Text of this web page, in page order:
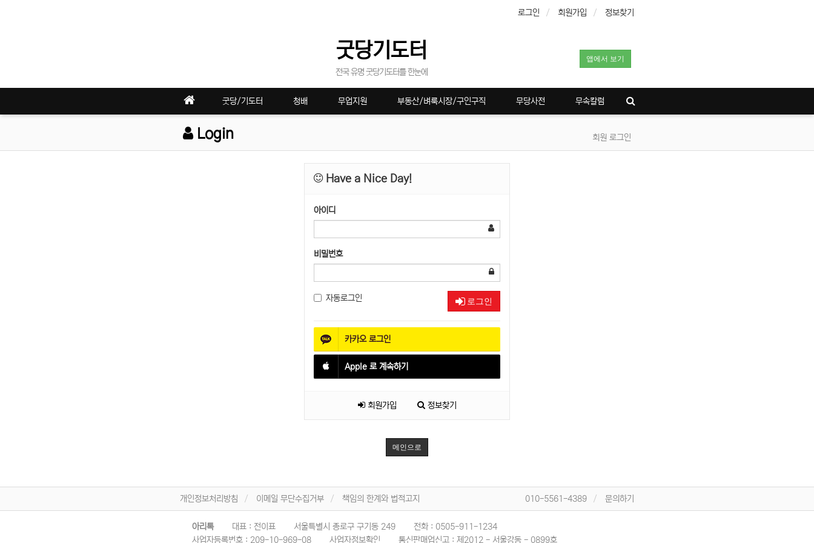
로그인 회원가입 정보찾기
굿당기도터
전국 유명 굿당기도터를 한눈에
앱에서 보기
굿당/기도터 청배 무업지원 부동산/벼룩시장/구인구직 무당사전 무속칼럼
Login 회원 로그인
Have a Nice Day!
아이디
비밀번호
자동로그인 로그인
카카오로그인
Apple 로 계속하기
회원가입 정보찾기
메인으로
개인정보처리방침 이메일 무단수집거부 책임의 한계와 법적고지 010-5561-4389 문의하기
아리톡 대표 : 전이표 서울특별시 종로구 구기동 249 전화 : 0505-911-1234
사업자등록번호 : 209-10-969-08 사업자정보확인 통신판매업신고 : 제2012 - 서울강동 - 0899호